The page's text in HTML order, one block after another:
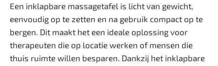
Een inklapbare massagetafel is licht van gewicht,
eenvoudig op te zetten en na gebruik compact op te
bergen. Dit maakt het een ideale oplossing voor
therapeuten die op locatie werken of mensen die
thuis ruimte willen besparen. Dankzij het inklapbare